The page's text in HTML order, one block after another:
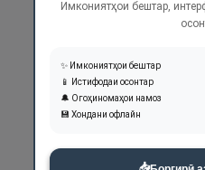
Имкониятҳои бештар,
✨ Имкониятҳои бештар
📱 Истифодаи осонтар
🔔 Огоҳиномаҳои намоз
💾 Хондани офлайн
📥